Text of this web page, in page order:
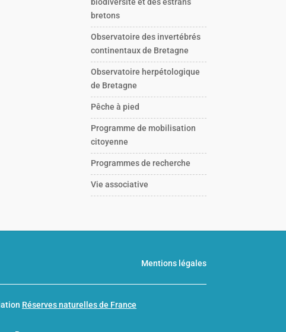
bretons
Observatoire des invertébrés
continentaux de Bretagne
Observatoire herpétologique
de Bretagne
Pêche à pied
Programme de mobilisation
citoyenne
Programmes de recherche
Vie associative
Mentions légales
Réserves naturelles de France